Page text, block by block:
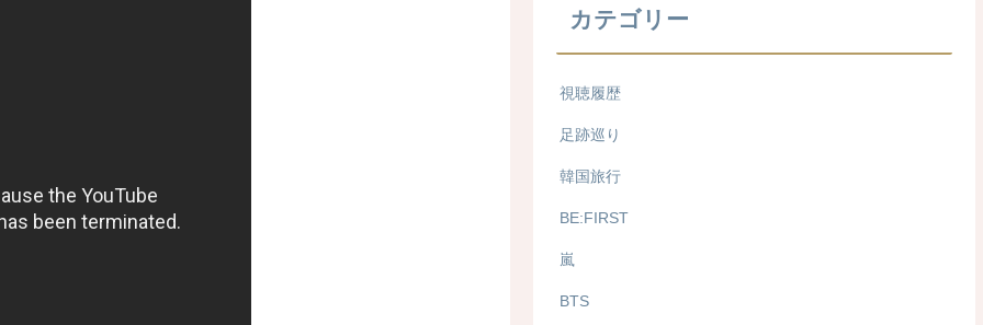
カテゴリー
視聴履歴
足跡巡り
韓国旅行
BE:FIRST
嵐
BTS